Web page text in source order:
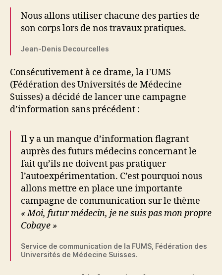
Nous allons utiliser chacune des parties de
son corps lors de nos travaux pratiques.
Jean-Denis Decourcelles
Consécutivement à ce drame, la FUMS
(Fédération des Universités de Médecine
Suisses) a décidé de lancer une campagne
d’information sans précédent :
Il y a un manque d’information flagrant
auprès des futurs médecins concernant le
fait qu’ils ne doivent pas pratiquer
l’autoexpérimentation. C’est pourquoi nous
allons mettre en place une importante
campagne de communication sur le thème
« Moi, futur médecin, je ne suis pas mon propre
Cobaye »
Service de communication de la FUMS, Fédération des
Universités de Médecine Suisses.